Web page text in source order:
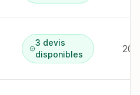
3 devis
disponibles